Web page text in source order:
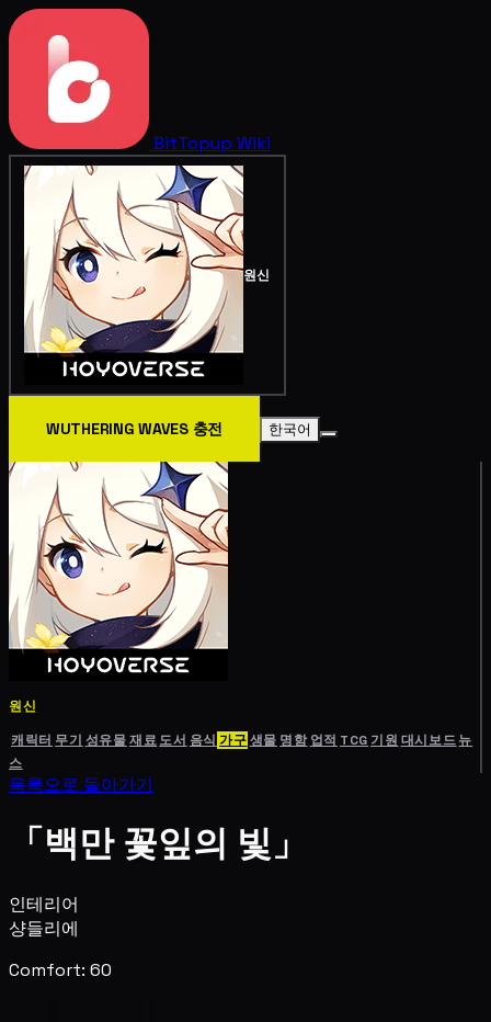
BitTopup Wiki
원신
WUTHERING WAVES 충전 한국어
원신
캐릭터 무기 성유물재료도서 음식 가구생물 명함 업적 TCG기원 대시보드뉴
스
목록으로 돌아가기
「백만 꽃잎의 빛」
인테리어
샹들리에
Comfort: 60